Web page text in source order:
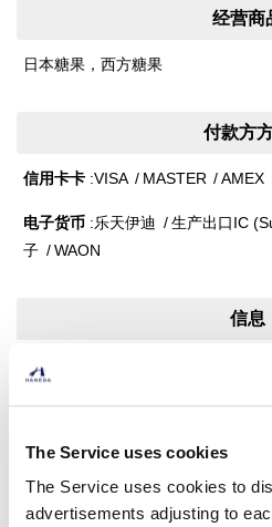
The Service uses cookies
The Service uses cookies to
advertisements adjusting to
经营商
日本糖果，西方糖果
付款方
信用卡卡 VISA MASTER AMEX
电子货币 乐天伊迪 生产出口IC
子
WAON
信息
伴手礼
联系电